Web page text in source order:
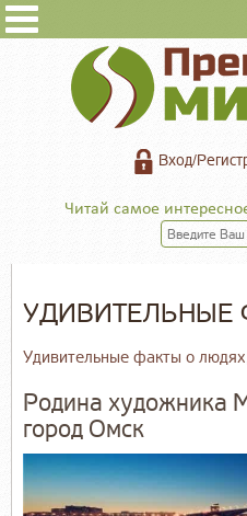
Вход/
Читай самое
УДИВИТЕЛЬНЫЕ
Удивительные факты о
Родина художника
город Омск